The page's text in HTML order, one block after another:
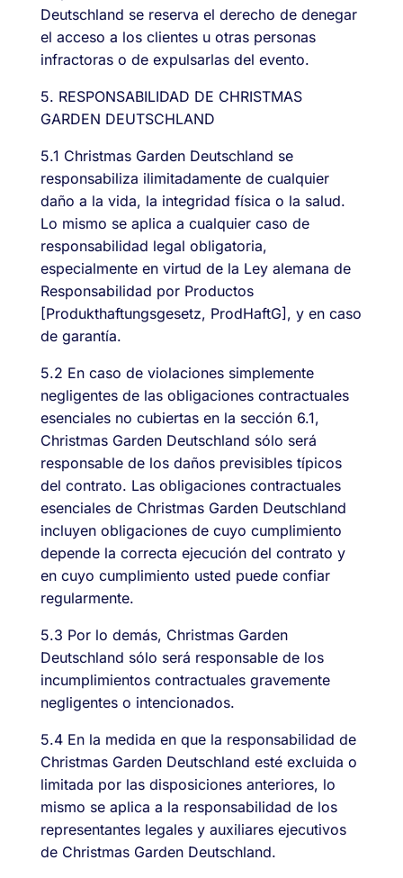
Deutschland se reserva el derecho de denegar
el acceso a los clientes u otras personas
infractoras o de expulsarlas del evento.
5. RESPONSABILIDAD DE CHRISTMAS
GARDEN DEUTSCHLAND
5.1 Christmas Garden Deutschland se
responsabiliza ilimitadamente de cualquier
daño a la vida, la integridad física o la salud.
Lo mismo se aplica a cualquier caso de
responsabilidad legal obligatoria,
especialmente en virtud de la Ley alemana de
Responsabilidad por Productos
[Produkthaftungsgesetz, ProdHaftG], y en caso
de garantía.
5.2 En caso de violaciones simplemente
negligentes de las obligaciones contractuales
esenciales no cubiertas en la sección 6.1,
Christmas Garden Deutschland sólo será
responsable de los daños previsibles típicos
del contrato. Las obligaciones contractuales
esenciales de Christmas Garden Deutschland
incluyen obligaciones de cuyo cumplimiento
depende la correcta ejecución del contrato y
en cuyo cumplimiento usted puede confiar
regularmente.
5.3 Por lo demás, Christmas Garden
Deutschland sólo será responsable de los
incumplimientos contractuales gravemente
negligentes o intencionados.
5.4 En la medida en que la responsabilidad de
Christmas Garden Deutschland esté excluida o
limitada por las disposiciones anteriores, lo
mismo se aplica a la responsabilidad de los
representantes legales y auxiliares ejecutivos
de Christmas Garden Deutschland.